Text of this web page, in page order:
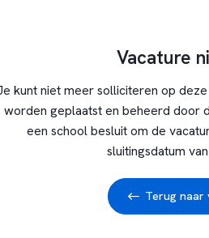
Vacature
kunt niet meer solliciteren op
worden geplaatst en beheerd door
een school besluit om de
sluitingsdatum
Terug naar